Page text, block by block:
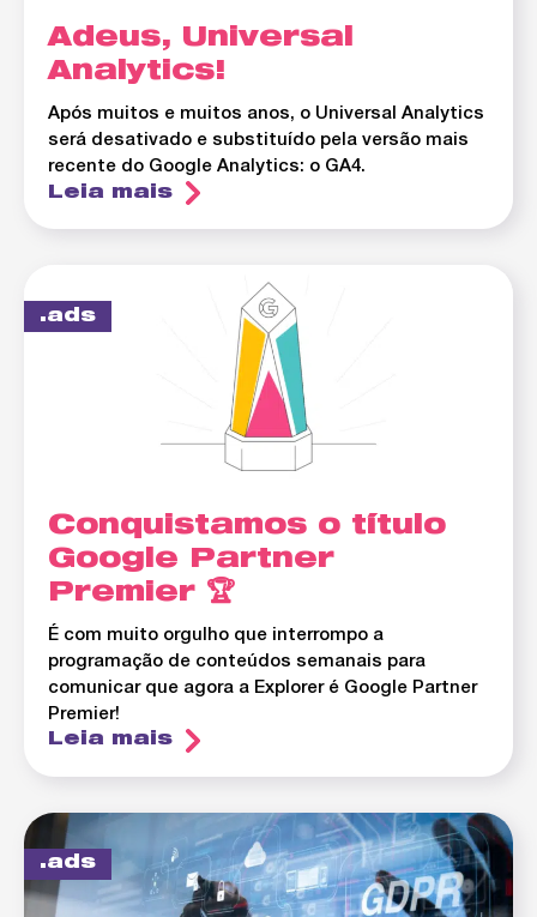
Adeus, Universal
Analytics!
Após muitos e muitos anos, o Universal Analytics
será desativado e substituído pela versão mais
recente do Google Analytics: o GA4.
Leia mais
ads
Conquistamos o título
Google Partner
Premier 🏆
É com muito orgulho que interrompo a
programação de conteúdos semanais para
comunicar que agora a Explorer é Google Partner
Premier!
Leia mais
ads